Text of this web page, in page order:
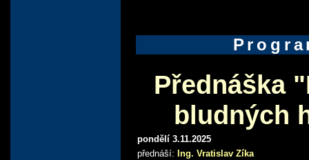
Přednáška
bludných
pondělí 3.11.2025
přednáší: Ing. Vratislav Zíka